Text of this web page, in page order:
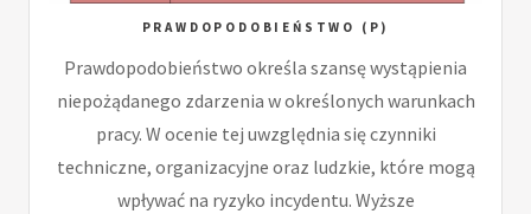
PRAWDOPODOBIEŃSTWO (P)
Prawdopodobieństwo określa szansę wystąpienia
niepożądanego zdarzenia w określonych warunkach
pracy. W ocenie tej uwzględnia się czynniki
techniczne, organizacyjne oraz ludzkie, które mogą
wpływać na ryzyko incydentu. Wyższe